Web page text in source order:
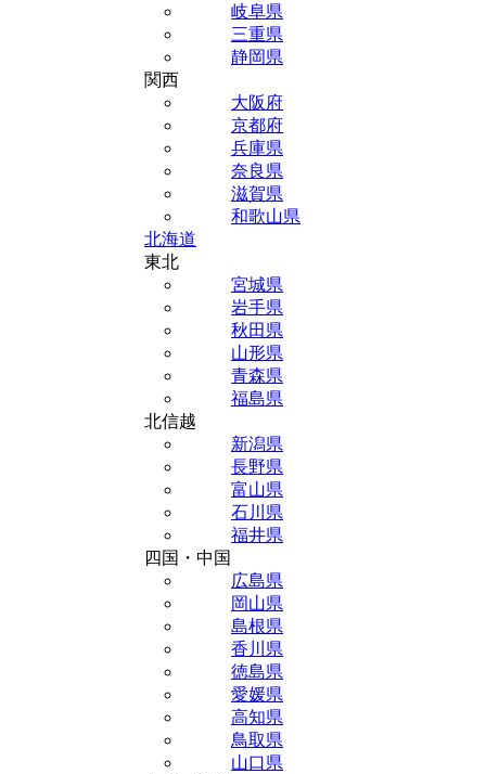
岐阜県
三重県
静岡県
関西
大阪府
京都府
兵庫県
奈良県
滋賀県
和歌山県
北海道
東北
宮城県
岩手県
秋田県
山形県
青森県
福島県
北信越
新潟県
長野県
富山県
石川県
福井県
四国・中国
広島県
岡山県
島根県
香川県
徳島県
愛媛県
高知県
鳥取県
山口県